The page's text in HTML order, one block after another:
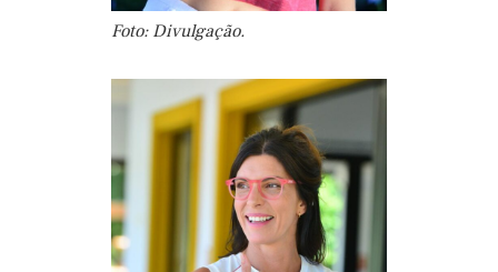
Foto: Divulgação.